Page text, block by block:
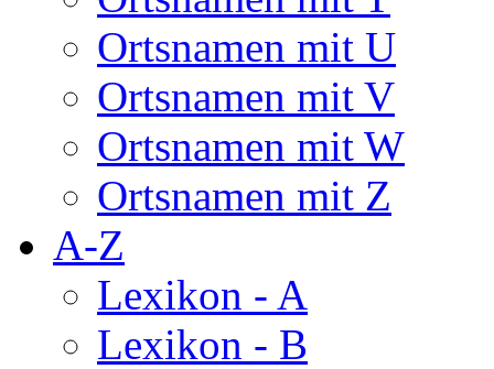
Ortsnamen mit U
Ortsnamen mit V
Ortsnamen mit W
Ortsnamen mit Z
A-Z
Lexikon - A
Lexikon - B